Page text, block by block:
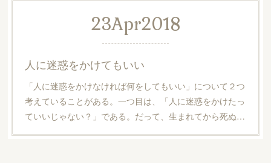
23Apr2018
人に迷惑をかけてもいい
「人に迷惑をかけなければ何をしてもいい」について２つ
考えていることがある。一つ目は、「人に迷惑をかけたっ
ていいじゃない？」である。だって、生まれてから死ぬ…